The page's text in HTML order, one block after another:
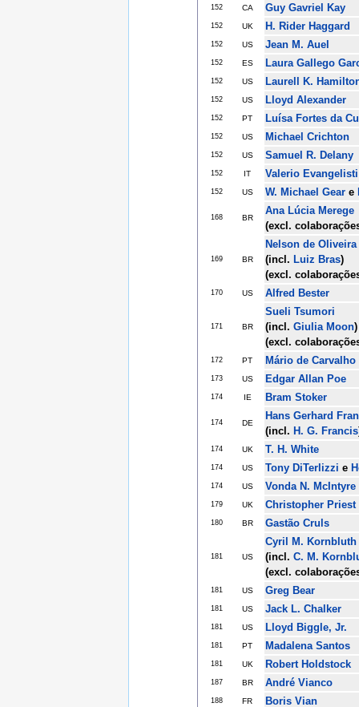
152 CA Guy Gavriel Kay
152 UK H. Rider Haggard
152 US Jean M. Auel
152 ES Laura Gallego
152 US Laurell K.
152 US Lloyd Alexander
152 PT Luísa Fortes da
152 US Michael Crichton
152 US Samuel R. Delany
152 IT Valerio Evangelisti
152 US W. Michael Gear e
168 BR
Ana Lúcia Merege
(excl.
169 BR
Nelson de Oliveira
(incl. Luiz Bras)
(excl.
170 US Alfred Bester
171 BR
Sueli Tsumori
(incl. Giulia Moon)
(excl.
172 PT Mário de Carvalho
173 US Edgar Allan Poe
174 IE Bram Stoker
174 DE
Hans Gerhard
(incl. H. G. Francis
174 UK T. H. White
174 US Tony DiTerlizzi e
174 US Vonda N. McIntyre
179 UK Christopher Priest
180 BR Gastão Cruls
181 US
Cyril M. Kornbluth
(incl. C. M.
(excl.
181 US Greg Bear
181 US Jack L. Chalker
181 US Lloyd Biggle, Jr.
181 PT Madalena Santos
181 UK Robert Holdstock
187 BR André Vianco
188 FR Boris Vian